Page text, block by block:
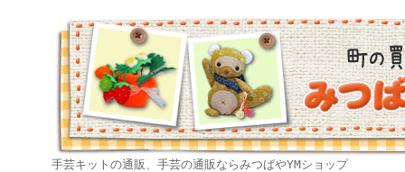
手芸キットの通販、手芸の通販ならみつばやYMショップ